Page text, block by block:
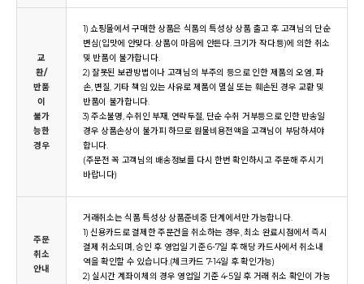
교
환/
반품
이
불가
능한
경우
1) 쇼핑몰에서 구매한 상품은 식품의 특성상 상품 출고 후 고객님의 단순
변심(입맛에 안맞다. 상품이 마음에 안든다. 크기가 작다.등)에 의한 취소
및 반품이 불가합니다.
2) 잘못된 보관방법이나 고객님의 부주의 등으로 인한 제품의 오염, 파
손, 변질, 기타 책임 있는 사유로 제품이 멸실 또는 훼손된 경우 교환 및
반품이 불가합니다.
3) 주소불명, 수취인 부재, 연락두절, 단순 수취 거부등으로 인한 반송일
경우 상품손상이 불가피 하므로 원물비용전액을 고객님이 부담하셔야
합니다.
(주문전 꼭 고객님의 배송정보를 다시 한번 확인하시고 주문해 주시기
바랍니다)
주문
취소
안내
거래취소는 식품 특성상 상품준비중 단계에서만 가능합니다.
1) 신용카드로 결제한 주문건을 취소하는 경우, 최소 완료시점에서 즉시
결제 취소되며, 승인 후 영업일 기준 6-7일 후 해당 카드사에서 취소내
역을 확인할 수 있습니다.(체크카드 7-14일 후 확인가능)
2) 실시간 계좌이체의 경우 영업일 기준 4-5일 후 거래 취소 확인이 가능